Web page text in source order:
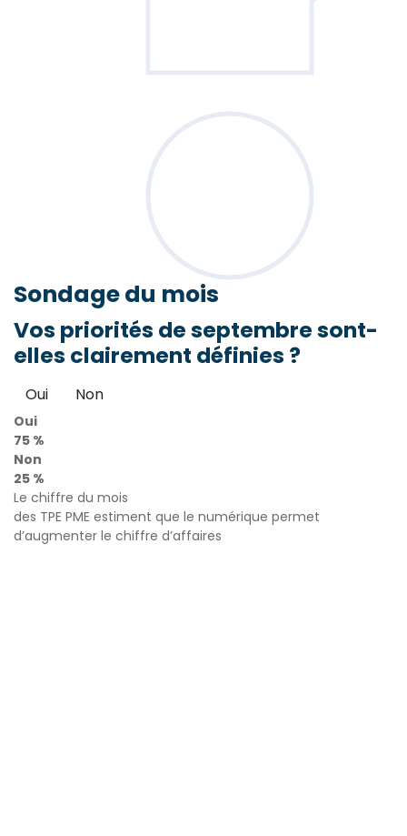
Sondagedu mois
Vos priorités de septembre sont-
elles clairement définies ?
Oui Non
Oui
75 %
Non
25 %
Le chiffre du mois
des TPE PME estiment que le numérique permet
d’augmenter le chiffre d’affaires